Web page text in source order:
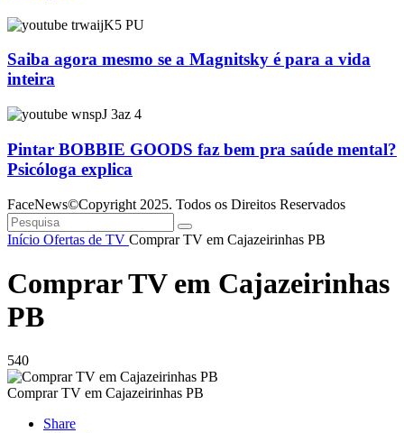
Saiba agora mesmo se a Magnitsky é para a vida
inteira
Pintar BOBBIE GOODS faz bem pra saúde mental?
Psicóloga explica
FaceNews©Copyright 2025. Todos os Direitos Reservados
Início Ofertas de TV Comprar TV em Cajazeirinhas PB
Comprar TV em Cajazeirinhas
PB
540
Comprar TV em Cajazeirinhas PB
Share